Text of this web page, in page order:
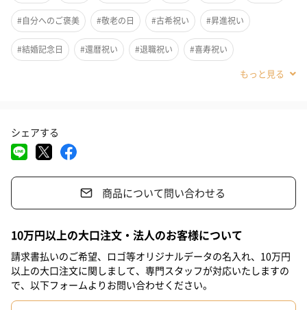
方でも、このガラスポットは、蓋の部分がガバッと開くので茶葉
が入れやすく、もちろん茶殻の始末も楽々な優れものです。
蓋全体が茶漉しになっているので、どの位置にセットしても、し
っかり茶葉を押さえてくれるのでストレスフリーなポットになっ
しかも見かけよりボリューミーで、花咲くお茶"工芸茶"をユッタ
リ咲かせるのに十分な容量があります。
また工芸茶「ジャスミン」、「百合」、「千日紅」、「カーネー
ション」といった色とりどりの花たち5種のアソートセットになっ
ております。
湯中に花咲く華麗な競演をお楽しみいただける遊びごころいっぱ
#自分へのご褒美 #敬老の日 #古希祝い #昇進祝い
#結婚記念日 #還暦祝い #退職祝い #喜寿祝い
#記念日
#就職祝い
#義母 #母親
#部下女性 #同僚女性 #取引先女性 #女友達
#甥 #息子 #彼女 #弟 #祖父 #父親 #夫
#男性 #男友達 #彼氏 #20代後半 #30代 #40代
シェアする
商品について問い合わせる
10万円以上の大口注文・法人のお客様について
請求書払いのご希望、ロゴ等オリジナルデータの名入れ、10万円
以上の大口注文に関しまして、専門スタッフが対応いたしますの
で、以下フォームよりお問い合わせください。